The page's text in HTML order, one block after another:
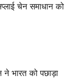
चेन समाधान को
ने भारत को पछाड़ा